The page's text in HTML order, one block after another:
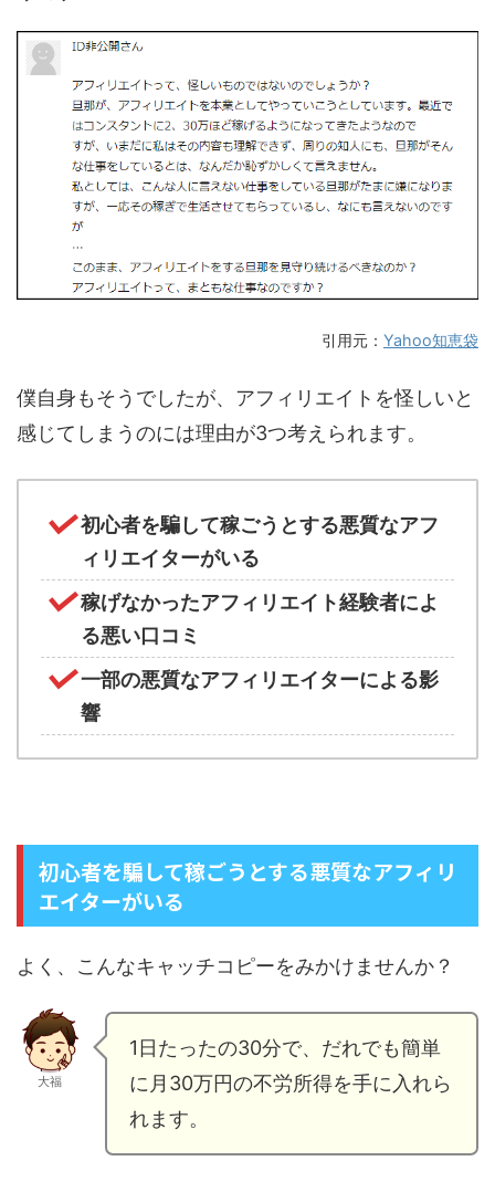
引用元： Yahoo知恵袋
僕自身もそうでしたが、アフィリエイトを怪しいと
感じてしまうのには理由が3つ考えられます。
初心者を騙して稼ごうとする悪質なアフ
ィリエイターがいる
稼げなかったアフィリエイト経験者によ
る悪い口コミ
一部の悪質なアフィリエイターによる影
響
初心者を騙して稼ごうとする悪質なアフィリ
エイターがいる
よく、こんなキャッチコピーをみかけませんか？
大福
1日たったの30分で、だれでも簡単
に月30万円の不労所得を手に入れら
れます。